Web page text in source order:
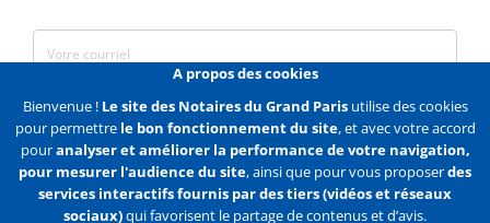
J'accepte de recevoir des communications de la Chambre des
Notaires de Paris.
En savoir plus
S'abonner
A propos des cookies
Bienvenue ! Le site des Notaires du Grand Parisutilise des cookies
pour permettre le bon fonctionnement du site, et avec votre accord
pouranalyser et améliorer la performance de votre navigation,
pour mesurer l'audience du site, ainsi que pour vous proposerdes
services interactifs fournis par des tiers (vidéos et réseaux
sociaux)qui favorisent le partage de contenus et d’avis.